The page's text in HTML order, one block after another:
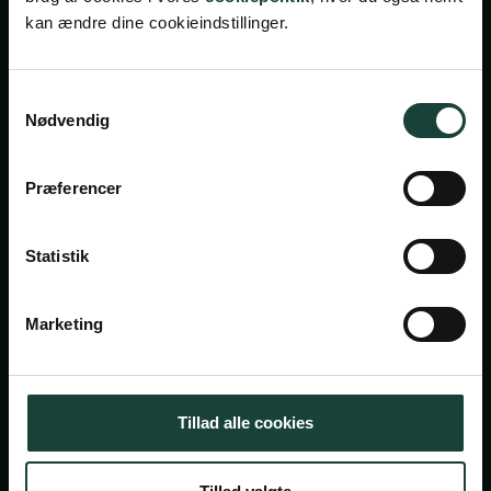
kan ændre dine cookieindstillinger.
Nødvendig
Præferencer
Statistik
Marketing
Tillad alle cookies
Privatlivsbetingelser
Facebook
Instagram
Askov Højskole
info@askov-hojskole.dk
CVR: 38117416